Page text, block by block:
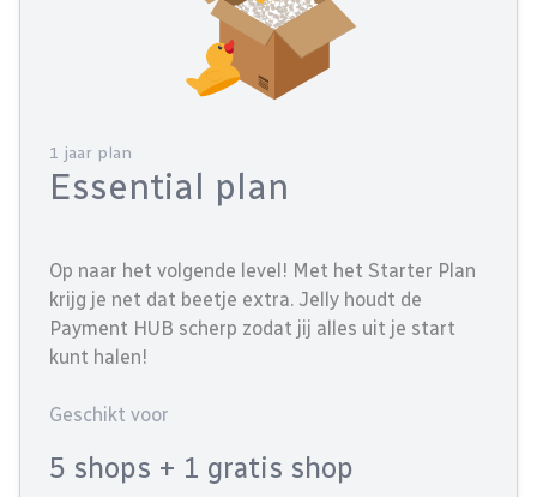
1 jaar plan
Essential plan
Op naar het volgende level! Met het Starter Plan
krijg je net dat beetje extra. Jelly houdt de
Payment HUB scherp zodat jij alles uit je start
kunt halen!
Geschikt voor
5 shops + 1 gratis shop